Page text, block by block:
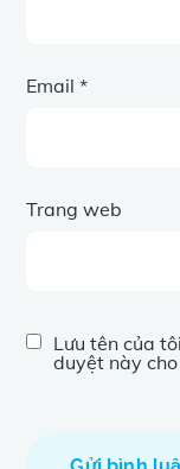
Email*
Trang web
Lưu tên của
duyệt này